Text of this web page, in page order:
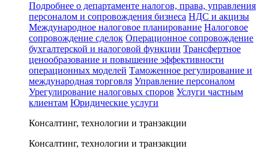
Подробнее о департаменте налогов, права, управления
персоналом и сопровождения бизнеса НДС и акцизы
Международное налоговое планирование Налоговое
сопровождение сделок Операционное сопровождение
бухгалтерской и налоговой функции Трансфертное
ценообразование и повышение эффективности
операционных моделей Таможенное регулирование и
международная торговля Управление персоналом
Урегулирование налоговых споров Услуги частным
клиентам Юридические услуги
Консалтинг, технологии и транзакции
Консалтинг, технологии и транзакции